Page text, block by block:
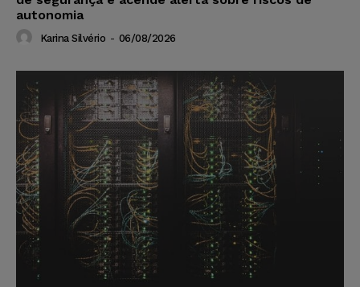
autonomia
Karina Silvério - 06/08/2026